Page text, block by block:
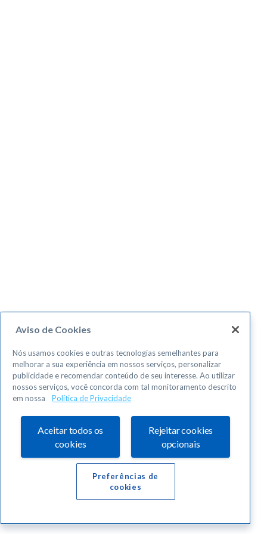
Aviso de Cookies
Nós usamos cookies e outras tecnologias semelhantes para
melhorar a sua experiência em nossos serviços, personalizar
publicidade e recomendar conteúdo de seu interesse. Ao utilizar
nossos serviços, você concorda com tal monitoramento descrito
em nossa
Política de Privacidade
Aceitar todos os
cookies
Rejeitar cookies
opcionais
Preferências de
cookies